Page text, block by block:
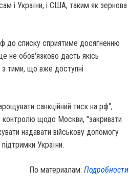
і України, і США, таким як зернова
до списку сприятиме досягненню
не обов'язково дасть якісь
з тими, що вже доступні
санкційний тиск на рф",
щодо Москви, "закривати
надавати військову допомогу
України.
По материалам:Подробности